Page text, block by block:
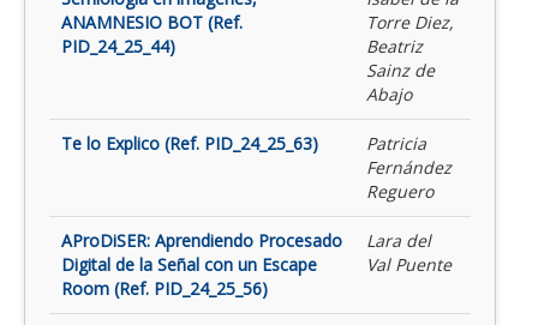
ANAMNESIO BOT (Ref.
PID_24_25_44)
Torre Diez,
Beatriz
Sainz de
Abajo
Te lo Explico (Ref. PID_24_25_63)
Patricia
Fernández
Reguero
AProDiSER: Aprendiendo Procesado
Digital de la Señal con un Escape
Room (Ref. PID_24_25_56)
Lara del
Val Puente